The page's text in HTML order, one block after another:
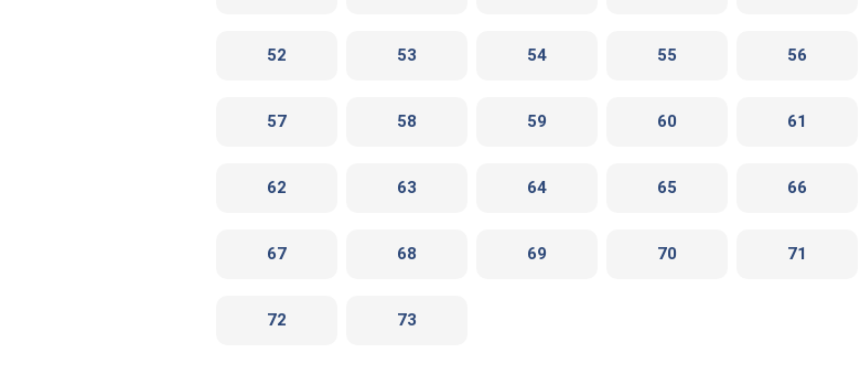
52 53 54 55 56
57 58 59 60 61
62 63 64 65 66
67 68 69 70 71
72 73